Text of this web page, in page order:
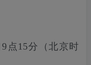
点15分
（北京时